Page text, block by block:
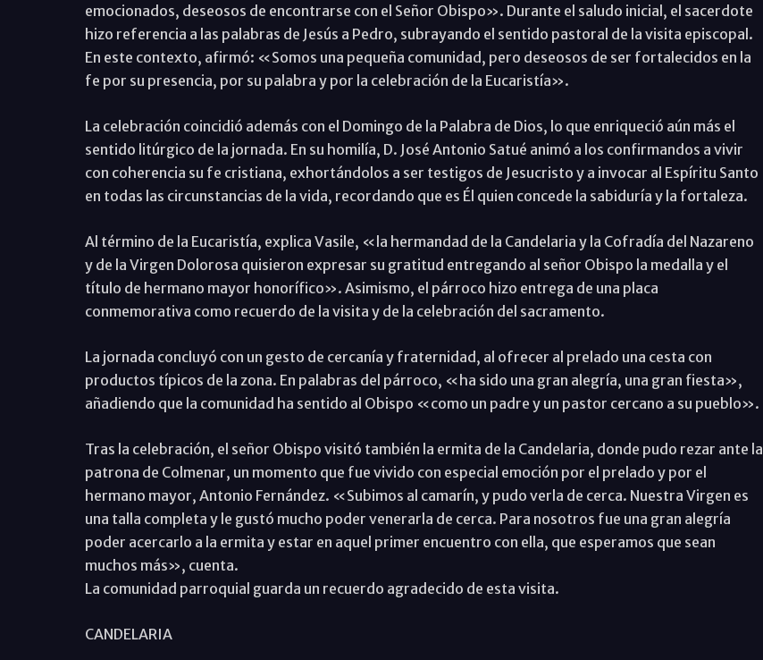
emocionados, deseosos de encontrarse con el Señor Obispo». Durante el saludo inicial, el sacerdote
hizo referencia a las palabras de Jesús a Pedro, subrayando el sentido pastoral de la visita episcopal.
En este contexto, afirmó: «Somos una pequeña comunidad, pero deseosos de ser fortalecidos en la
fe por su presencia, por su palabra y por la celebración de la Eucaristía».
La celebración coincidió además con el Domingo de la Palabra de Dios, lo que enriqueció aún más el
sentido litúrgico de la jornada. En su homilía, D. José Antonio Satué animó a los confirmandos a vivir
con coherencia su fe cristiana, exhortándolos a ser testigos de Jesucristo y a invocar al Espíritu Santo
en todas las circunstancias de la vida, recordando que es Él quien concede la sabiduría y la fortaleza.
Al término de la Eucaristía, explica Vasile, «la hermandad de la Candelaria y la Cofradía del Nazareno
y de la Virgen Dolorosa quisieron expresar su gratitud entregando al señor Obispo la medalla y el
título de hermano mayor honorífico». Asimismo, el párroco hizo entrega de una placa
conmemorativa como recuerdo de la visita y de la celebración del sacramento.
La jornada concluyó con un gesto de cercanía y fraternidad, al ofrecer al prelado una cesta con
productos típicos de la zona. En palabras del párroco, «ha sido una gran alegría, una gran fiesta»,
añadiendo que la comunidad ha sentido al Obispo «como un padre y un pastor cercano a su pueblo».
Tras la celebración, el señor Obispo visitó también la ermita de la Candelaria, donde pudo rezar ante la
patrona de Colmenar, un momento que fue vivido con especial emoción por el prelado y por el
hermano mayor, Antonio Fernández. «Subimos al camarín, y pudo verla de cerca. Nuestra Virgen es
una talla completa y le gustó mucho poder venerarla de cerca. Para nosotros fue una gran alegría
poder acercarlo a la ermita y estar en aquel primer encuentro con ella, que esperamos que sean
muchos más», cuenta.
La comunidad parroquial guarda un recuerdo agradecido de esta visita.
CANDELARIA